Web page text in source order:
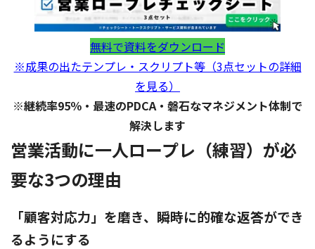
無料で資料をダウンロード
※成果の出たテンプレ・スクリプト等（3点セットの詳細
を見る）
※継続率95％・最速のPDCA・磐石なマネジメント体制で
解決します
営業活動に一人ロープレ（練習）が必
要な3つの理由
「顧客対応力」を磨き、瞬時に的確な返答ができ
るようにする